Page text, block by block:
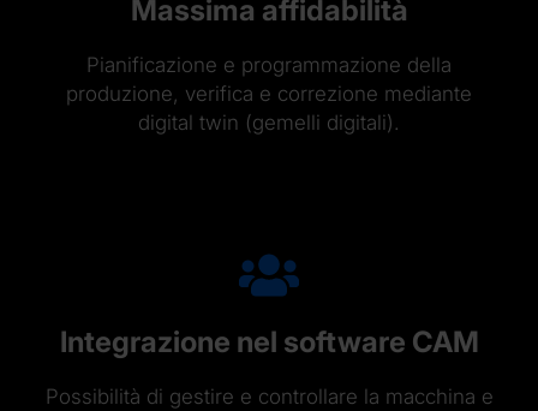
Massima affidabilità
Pianificazione e programmazione della
produzione, verifica e correzione mediante
digital twin (gemelli digitali).
Integrazione nel software CAM
Possibilità di gestire e controllare la macchina e